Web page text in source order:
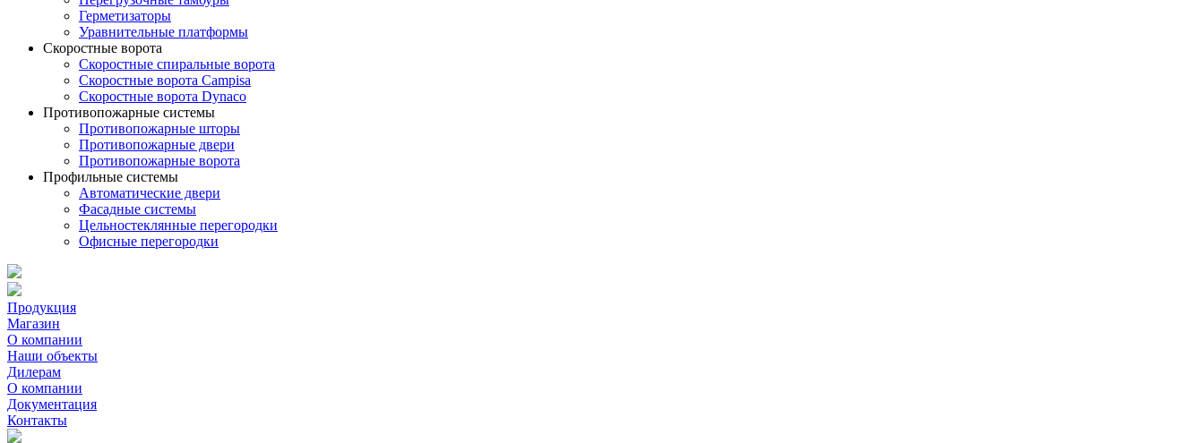
Герметизаторы
Уравнительные платформы
Скоростные ворота
Скоростные спиральные ворота
Скоростные ворота Campisa
Скоростные ворота Dynaco
Противопожарные системы
Противопожарные шторы
Противопожарные двери
Противопожарные ворота
Профильные системы
Автоматические двери
Фасадные системы
Цельностеклянные перегородки
Офисные перегородки
Продукция
Магазин
О компании
Наши объекты
Дилерам
О компании
Документация
Контакты